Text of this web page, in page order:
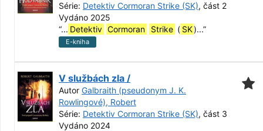
Série: Detektiv Cormoran Strike (SK), část 2
Vydáno 2025
“... Detektiv Cormoran Strike ( SK)...”
E-kniha
V službách zla /
Autor Galbraith (pseudonym J. K.
Rowlingové), Robert
Série: Detektiv Cormoran Strike (SK), část 3
Vydáno 2024